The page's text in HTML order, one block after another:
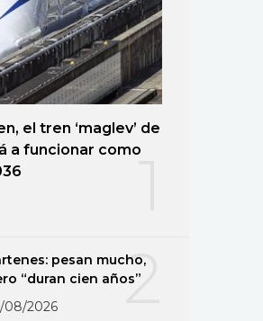
el tren ‘maglev’ de
a funcionar como
2
pesan mucho,
“duran cien años”
08/2026